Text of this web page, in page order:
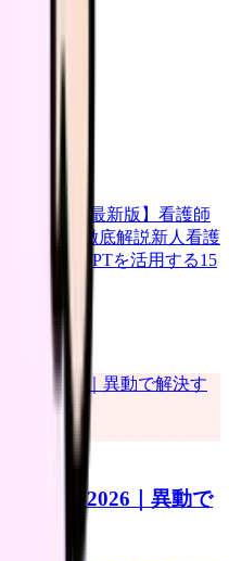
る場合
する場合
【2026年最新版】 看護師
新情報を徹底解説新人看護
師がChatGPTを活用する15
職判断 2026｜異動で